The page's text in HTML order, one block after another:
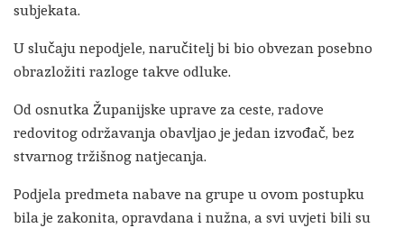
subjekata.
U slučaju nepodjele, naručitelj bi bio obvezan posebno
obrazložiti razloge takve odluke.
Od osnutka Županijske uprave za ceste, radove
redovitog održavanja obavljao je jedan izvođač, bez
stvarnog tržišnog natjecanja.
Podjela predmeta nabave na grupe u ovom postupku
bila je zakonita, opravdana i nužna, a svi uvjeti bili su